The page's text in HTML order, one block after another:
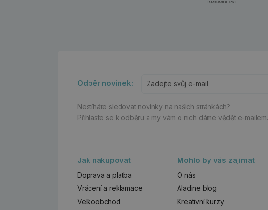
Odběr novinek:
Nestíháte sledovat novinky na našich stránkách?
Přihlaste se k odběru a my vám o nich dáme vědět e-mailem.
Jak nakupovat
Doprava a platba
Vrácení a reklamace
Velkoobchod
Mohlo by vás zajímat
O nás
Aladine blog
Kreativní kurzy